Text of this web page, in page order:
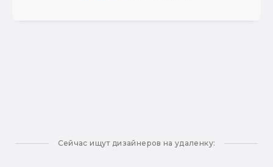
Сейчас ищут дизайнеров на удаленку: